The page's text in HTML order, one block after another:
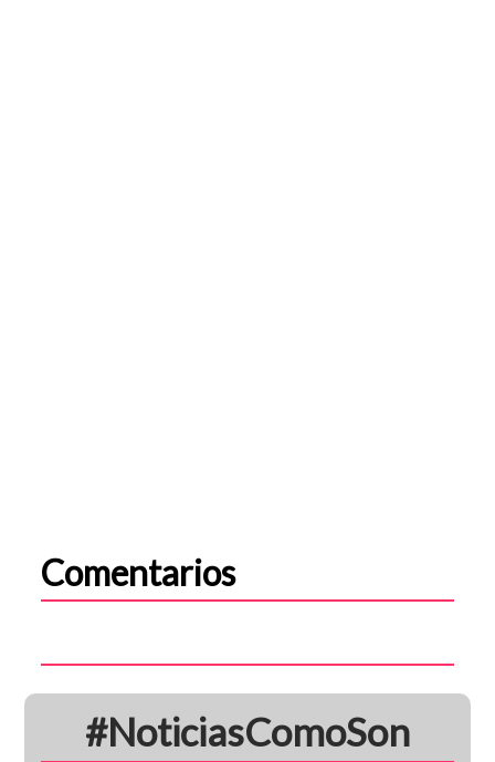
Comentarios
#NoticiasComoSon